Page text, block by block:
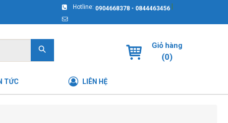
Hotline: 0904668378 - 0844463456
Giỏ hàng
(0)
TỨC LIÊN HỆ